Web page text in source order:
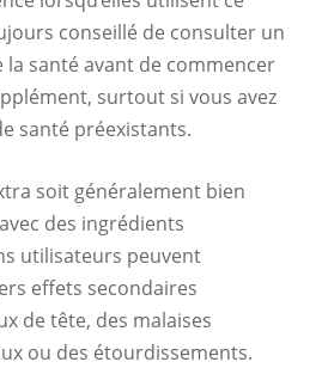
conseillé de consulter un
la santé avant de commencer
surtout si vous avez
santé préexistants.
soit généralement bien
des ingrédients
utilisateurs peuvent
effets secondaires
de tête, des malaises
ou des étourdissements.